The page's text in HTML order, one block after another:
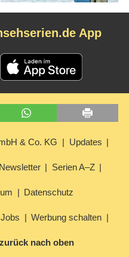
App
& Co. KG Updates
Newsletter Serien A–Z
Datenschutz
Jobs Werbung schalten
zurück nach oben